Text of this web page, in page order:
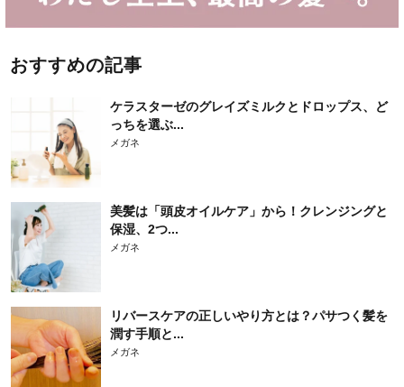
おすすめの記事
ケラスターゼのグレイズミルクとドロップス、ど
っちを選ぶ...
メガネ
美髪は「頭皮オイルケア」から！クレンジングと
保湿、2つ...
メガネ
リバースケアの正しいやり方とは？パサつく髪を
潤す手順と...
メガネ